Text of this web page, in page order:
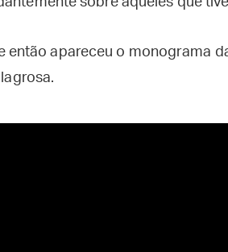
então apareceu o monograma